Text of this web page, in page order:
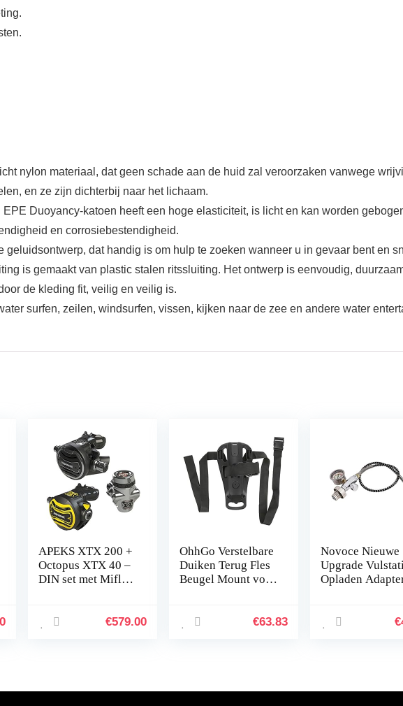
nylon materiaal, dat geen schade aan de huid zal veroorzaken vanwege
en ze zijn dichterbij naar het lichaam.
Duoyancy-katoen heeft een hoge elasticiteit, is licht en kan worden
en corrosiebestendigheid.
dat handig is om hulp te zoeken wanneer u in gevaar bent en
is gemaakt van plastic stalen ritssluiting. Het ontwerp is eenvoudig,
de kleding fit, veilig en veilig is.
surfen, zeilen, windsurfen, vissen, kijken naar de zee en andere water
APEKS XTX 200 +
Octopus XTX 40 –
DIN set met Miflex
€579.00
OhhGo Verstelbare
Duiken Terug Fles
Beugel Mount voor
Beugel à dos de
€63.83
Novoce Nieuwe
Upgrade
Opladen
232/300Bar
€